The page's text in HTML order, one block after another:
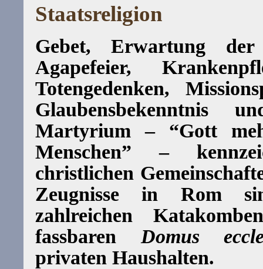
Staatsreligion
Gebet, Erwartung
Agapefeier,
Totengedenken,
Glaubensbekenntnis
Martyrium – “Gott
Menschen” –
christlichen
Zeugnisse in Rom
zahlreichen
fassbaren Domus
privaten Haushalten.